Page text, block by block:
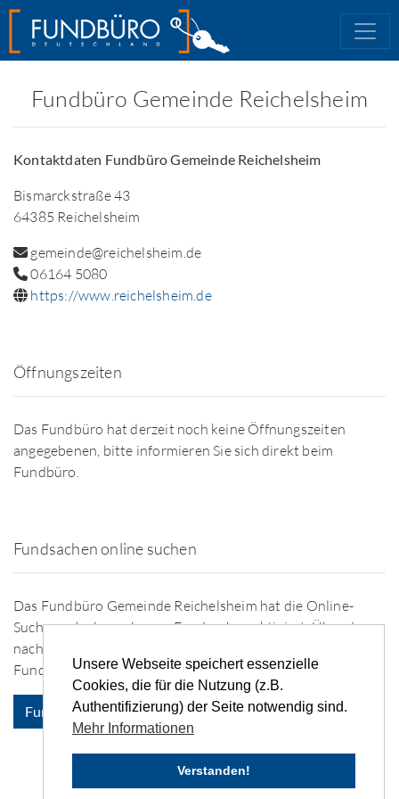
Unsere Webseite speichert essenzielle
Cookies, die für die Nutzung (z.B.
Authentifizierung) der Seite notwendig sind.
Mehr Informationen
Verstanden!
Fundbüro Gemeinde Reichelsheim
Kontaktdaten Fundbüro Gemeinde Reichelsheim
Bismarckstraße 43
64385 Reichelsheim
gemeinde@reichelsheim.de
06164 5080
https://www.reichelsheim.de
Öffnungszeiten
Das Fundbüro hat derzeit noch keine Öffnungszeiten
angegebenen, bitte informieren Sie sich direkt beim
Fundbüro.
Fundsachen online suchen
Das Fundbüro Gemeinde Reichelsheim hat die Online-
Suche nach abgegebenen Fundsachen aktiviert. Über den
nachfolgenden Button gelangen Sie zu der Übersicht der
Fundsachen.
Fundsachen anzeigen